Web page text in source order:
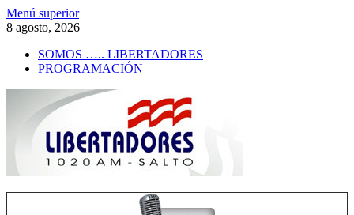
Saltar
al
Menú superior
8 agosto, 2026
SOMOS ….. LIBERTADORES
PROGRAMACIÓN